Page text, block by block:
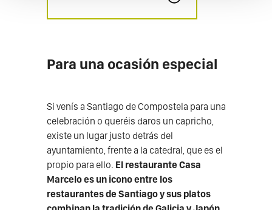
Para una ocasión especial
Si venís a Santiago de Compostela para una
celebración o queréis daros un capricho,
existe un lugar justo detrás del
ayuntamiento, frente a la catedral, que es el
propio para ello. El restaurante Casa
Marcelo es un icono entre los
restaurantes de Santiago y sus platos